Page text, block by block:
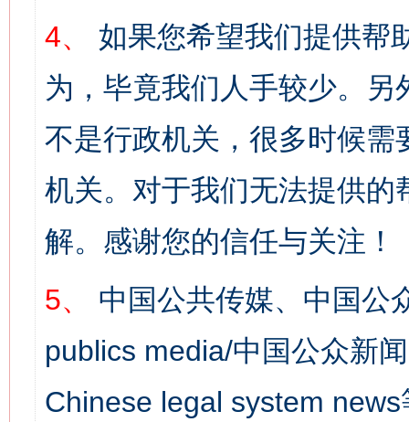
4、
如果您希望我们提供帮
为，毕竟我们人手较少。
不是行政机关，很多时候
机关。对于我们无法提供
解。感谢您的信任与关注！
5、
中国公共传媒、中国公
publics media/中国公众新
Chinese legal system